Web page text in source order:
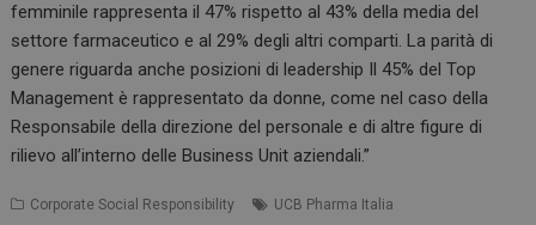
femminile rappresenta il 47% rispetto al 43% della media del
settore farmaceutico e al 29% degli altri comparti. La parità di
genere riguarda anche posizioni di leadership Il 45% del Top
Management è rappresentato da donne, come nel caso della
Responsabile della direzione del personale e di altre figure di
rilievo all’interno delle Business Unit aziendali.”
Corporate Social Responsibility UCB Pharma Italia